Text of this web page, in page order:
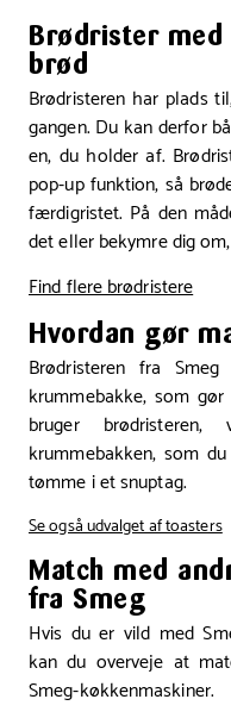
Brødrister
brød
Brødristeren har plads
gangen. Du kan derfor
en, du holder af.
pop-up funktion, så
færdigristet. På den
det eller bekymre dig
Find flere brødristere
Hvordan gør
Brødristeren fra
krummebakke, som
bruger
krummebakken, som
tømme i et snuptag.
Se også udvalget af toasters
Match med
fra Smeg
Hvis du er vild med
kan du overveje at
Smeg-køkkenmaskiner.